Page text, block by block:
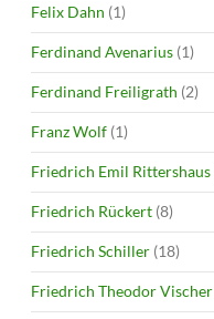
Felix Dahn (1)
Ferdinand Avenarius (1)
Ferdinand Freiligrath (2)
Franz Wolf (1)
Friedrich Emil Rittershaus
Friedrich Rückert (8)
Friedrich Schiller (18)
Friedrich Theodor Vischer